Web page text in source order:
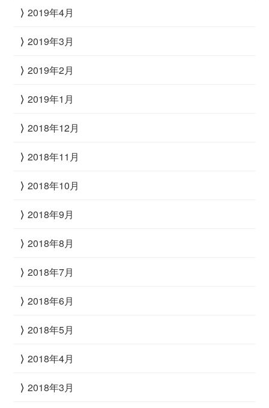
2019年4月
2019年3月
2019年2月
2019年1月
2018年12月
2018年11月
2018年10月
2018年9月
2018年8月
2018年7月
2018年6月
2018年5月
2018年4月
2018年3月